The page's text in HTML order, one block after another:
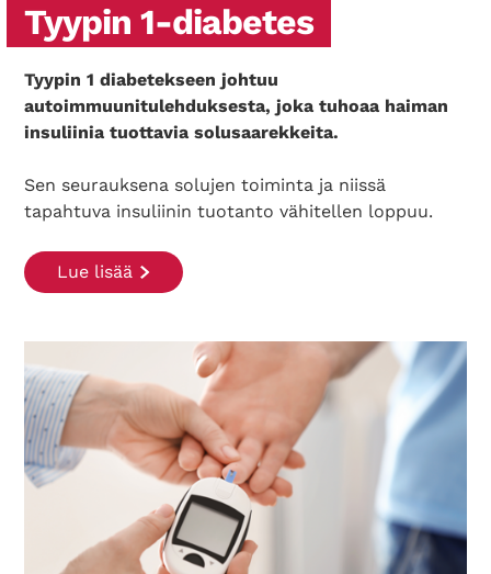
Tyypin 1-diabetes
Tyypin 1 diabetekseen johtuu
autoimmuunitulehduksesta, joka tuhoaa haiman
insuliinia tuottavia solusaarekkeita.
Sen seurauksena solujen toiminta ja niissä
tapahtuva insuliinin tuotanto vähitellen loppuu.
Lue lisää